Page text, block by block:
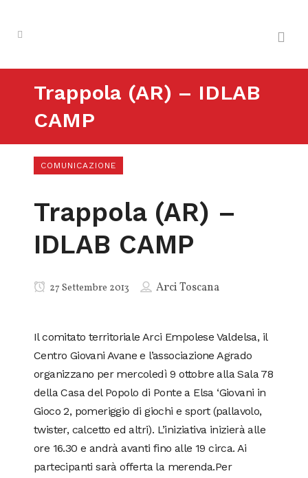
Trappola (AR) – IDLAB
CAMP
COMUNICAZIONE
Trappola (AR) –
IDLAB CAMP
27 Settembre 2013 Arci Toscana
Il comitato territoriale Arci Empolese Valdelsa, il
Centro Giovani Avane e l’associazione Agrado
organizzano per mercoledì 9 ottobre alla Sala 78
della Casa del Popolo di Ponte a Elsa ‘Giovani in
Gioco 2, pomeriggio di giochi e sport (pallavolo,
twister, calcetto ed altri). L’iniziativa inizierà alle
ore 16.30 e andrà avanti fino alle 19 circa. Ai
partecipanti sarà offerta la merenda.Per